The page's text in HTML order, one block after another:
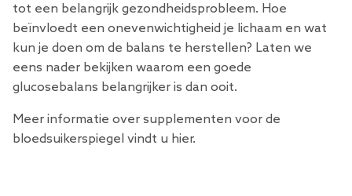
tot een belangrijk gezondheidsprobleem. Hoe
beïnvloedt een onevenwichtigheid je lichaam en wat
kun je doen om de balans te herstellen? Laten we
eens nader bekijken waarom een ​​goede
glucosebalans belangrijker is dan ooit.
Meer informatie over supplementen voor de
bloedsuikerspiegel vindt u hier.